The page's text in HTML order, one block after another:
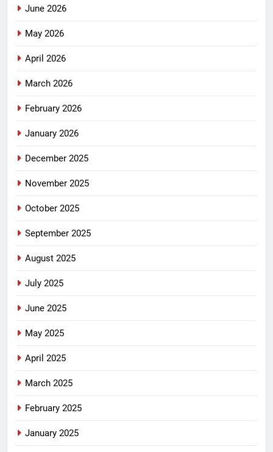
June 2026
May 2026
April 2026
March 2026
February 2026
January 2026
December 2025
November 2025
October 2025
September 2025
August 2025
July 2025
June 2025
May 2025
April 2025
March 2025
February 2025
January 2025